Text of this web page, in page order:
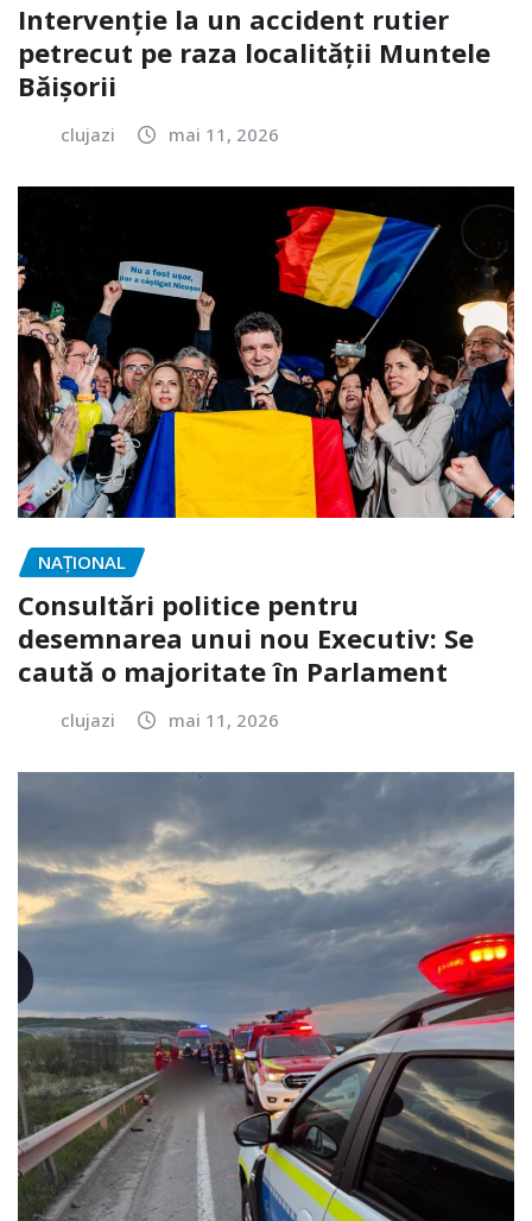
Intervenție la un accident rutier
petrecut pe raza localității Muntele
Băișorii
clujazi mai 11, 2026
NAŢIONAL
Consultări politice pentru
desemnarea unui nou Executiv: Se
caută o majoritate în Parlament
clujazi mai 11, 2026